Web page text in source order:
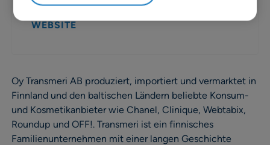
Finnland und die baltischen Länder
WEBSITE
Oy Transmeri AB produziert, importiert und vermarktet in
Finnland und den baltischen Ländern beliebte Konsum-
und Kosmetikanbieter wie Chanel, Clinique, Webtabix,
Roundup und OFF!. Transmeri ist ein finnisches
Familienunternehmen mit einer langen Geschichte